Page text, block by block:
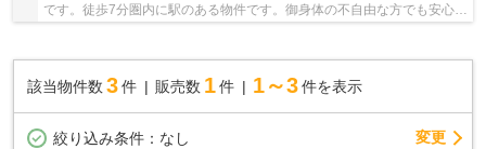
です。徒歩7分圏内に駅のある物件です。御身体の不自由な方でも安心の
エレベーター付きの物件となっています。マン...
該当物件数 3件 販売数 1 件 1～3 件を表示
絞り込み条件： なし 変更